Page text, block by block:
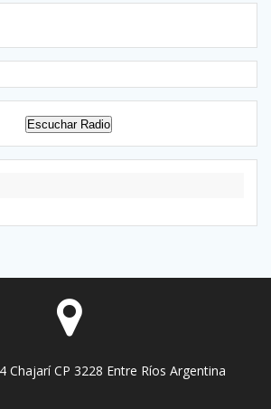
Escuchar Radio
Chajarí CP 3228 Entre Ríos Argentina